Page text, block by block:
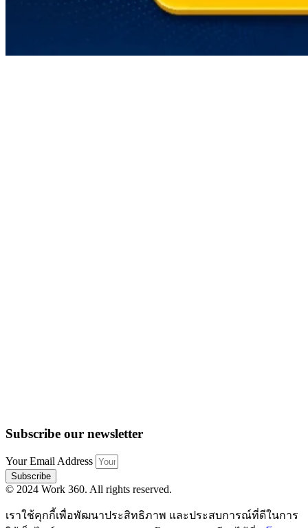
Subscribe our newsletter
Your Email Address
Subscribe
© 2024 Work 360. All rights reserved.
เราใช้คุกกี้เพื่อพัฒนาประสิทธิภาพ และประสบการณ์ที่ดีในการ